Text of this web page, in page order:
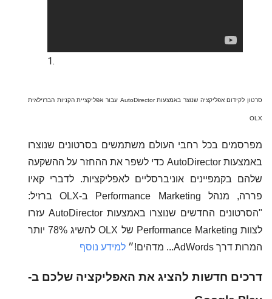
סרטון לקידום אפליקציה שנוצר באמצעות AutoDirector עבור אפליקציית הקניות הברזילאית
OLX
מפרסמים בכל רחבי העולם משתמשים בסרטונים שנוצרו
באמצעות AutoDirector כדי לשפר את ההחזר על ההשקעה
שלהם בקמפיינים אוניברסליים לאפליקציות. לדברי קאיו
פררה, מנהל Performance Marketing ב-OLX ברזיל:
"הסרטונים החדשים שנוצרו באמצעות AutoDirector עזרו
לצוות Performance Marketing של OLX להשיג 78% יותר
המרות דרך AdWords... מדהים!״
למידע נוסף
דרכים חדשות להציג את האפליקציה שלכם ב-